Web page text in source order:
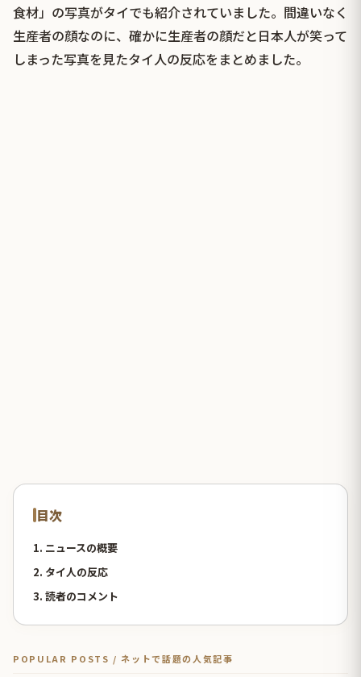
食材」の写真がタイでも紹介されていました。間違いなく
生産者の顔なのに、確かに生産者の顔だと日本人が笑って
しまった写真を見たタイ人の反応をまとめました。
目次
1. ニュースの概要
2. タイ人の反応
3. 読者のコメント
POPULAR POSTS / ネットで話題の人気記事